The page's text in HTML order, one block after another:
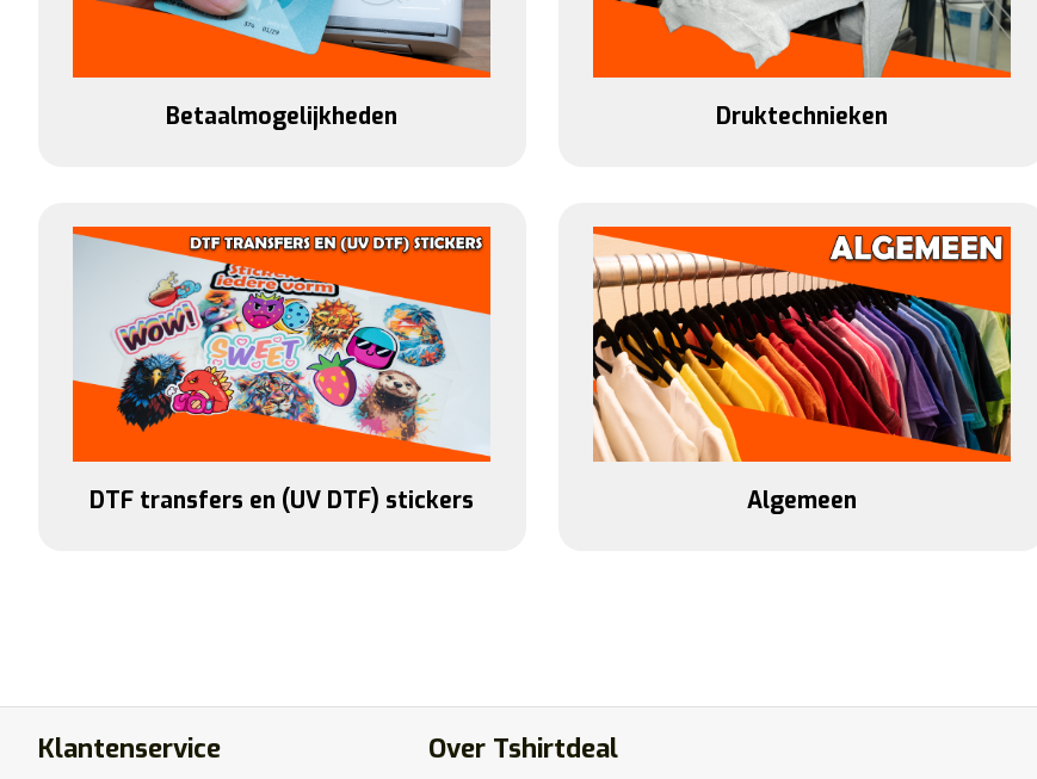
Betaalmogelijkheden Druktechnieken
DTF transfers en (UV DTF) stickers Algemeen
Klantenservice Over Tshirtdeal